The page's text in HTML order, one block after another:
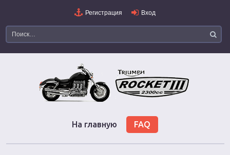
Регистрация Вход
На главную FAQ